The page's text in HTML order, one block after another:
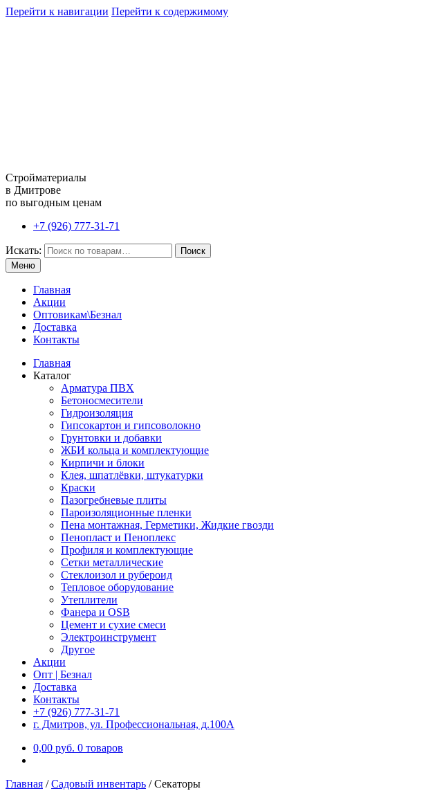
Перейти к навигации Перейти к содержимому
Стройматериалы
в Дмитрове
по выгодным ценам
+7 (926) 777-31-71
Искать:
Поиск
Меню
Главная
Акции
Оптовикам\Безнал
Доставка
Контакты
Главная
Каталог
Арматура ПВХ
Бетоносмесители
Гидроизоляция
Гипсокартон и гипсоволокно
Грунтовки и добавки
ЖБИ кольца и комплектующие
Кирпичи и блоки
Клея, шпатлёвки, штукатурки
Краски
Пазогребневые плиты
Пароизоляционные пленки
Пена монтажная, Герметики, Жидкие гвозди
Пенопласт и Пеноплекс
Профиля и комплектующие
Сетки металлические
Стеклоизол и рубероид
Тепловое оборудование
Утеплители
Фанера и OSB
Цемент и сухие смеси
Электроинструмент
Другое
Акции
Опт | Безнал
Доставка
Контакты
+7 (926) 777-31-71
г. Дмитров, ул. Профессиональная, д.100А
0,00 руб. 0 товаров
Главная /Садовый инвентарь /Секаторы